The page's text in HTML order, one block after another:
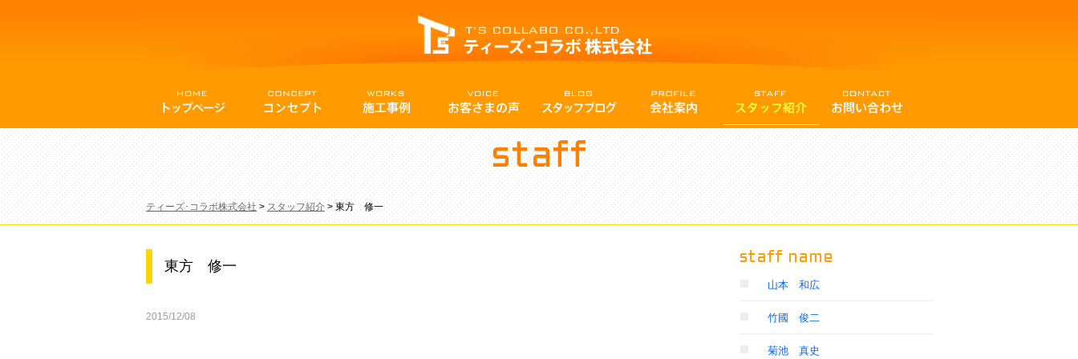
staff
ティーズ･コラボ株式会社>スタッフ紹介>東方 修一
東方 修一
2015/12/08
staff name
山本 和広
竹國 俊二
菊池 真史